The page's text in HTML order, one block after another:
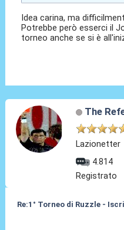
Idea carina, ma
Potrebbe però esserci il
torneo anche se si è
The
Lazionetter
4.814
Registrato
Re:1° Torneo di Ruzzle -